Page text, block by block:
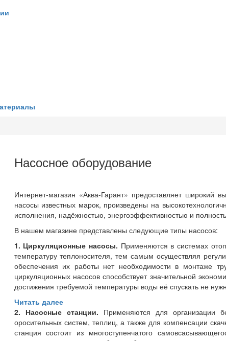
Насосное оборудование
Интернет-магазин «Аква-Гарант» предоставляет широкий
насосы известных марок, произведены на
исполнения, надёжностью, энергоэффективностью и
В нашем магазине представлены следующие типы насосов:
1. Циркуляционные насосы. Применяются в системах
температуру теплоносителя, тем самым осуществляя
обеспечения их работы нет необходимости в монтаже
циркуляционных насосов способствует значительной
достижения требуемой температуры воды её спускать не
Читать далее
2. Насосные станции. Применяются для организации
оросительных систем, теплиц, а также для компенсации
станция состоит из многоступенчатого